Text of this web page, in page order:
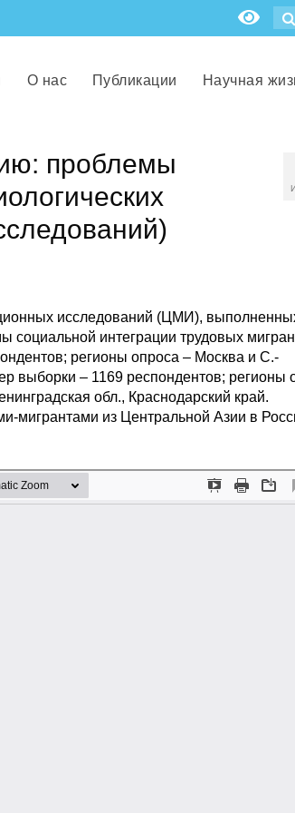
О нас Публикации Научная
проблемы
исследований (ЦМИ),
интеграции трудовых
регионы опроса – Москва и С.-
выборки – 1169 респондентов; регионы
обл., Краснодарский край.
мигрантами из Центральной Азии в